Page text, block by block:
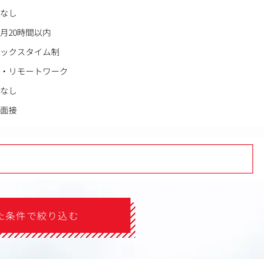
し
20時間以内
クスタイム制
リモートワーク
し
接
条件で絞り込む